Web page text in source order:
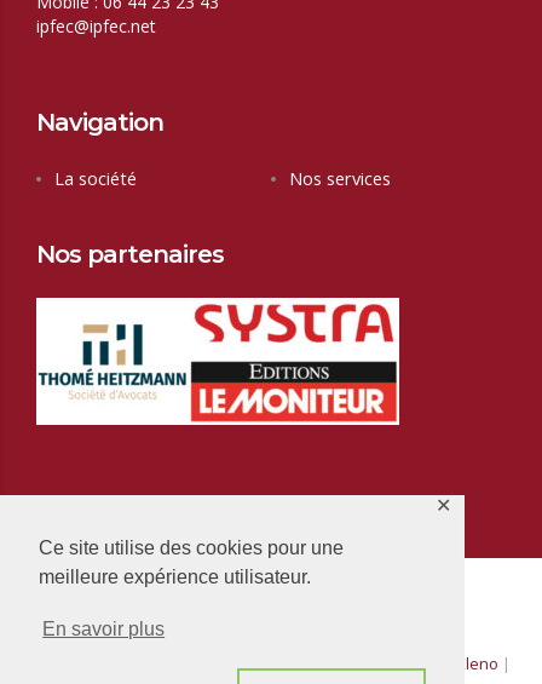
Ce site utilise des cookies pour une
meilleure expérience utilisateur.
En savoir plus
✕
ipfec@ipfec.net
Navigation
La société Nos services
Nos partenaires
Ipfec | CréationInvictus Drone Kleno |